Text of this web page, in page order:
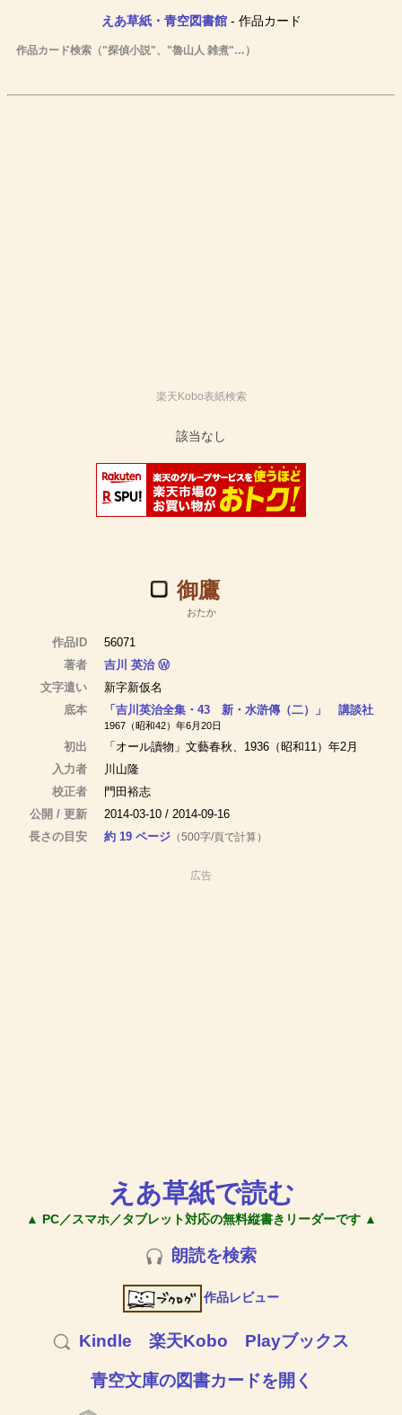
えあ草紙・青空図書館- 作品カード
作品カード検索（"探偵小説"、"魯山人 雑煮"…）
楽天Kobo表紙検索
御鷹
おたか
作品ID
56071
著者
吉川 英治 Ⓦ
文字遣い
新字新仮名
底本
「吉川英治全集・43 新・水滸傳（二）」 講談社
1967（昭和42）年6月20日
初出
「オール讀物」文藝春秋、1936（昭和11）年2月
入力者
川山隆
校正者
門田裕志
公開 / 更新
2014-03-10 / 2014-09-16
長さの目安
約 19 ページ （500字/頁で計算）
広告
えあ草紙で読む
▲ PC／スマホ／タブレット対応の無料縦書きリーダーです ▲
朗読を検索
作品レビュー
Kindle 楽天Kobo Playブックス
青空文庫の図書カードを開く